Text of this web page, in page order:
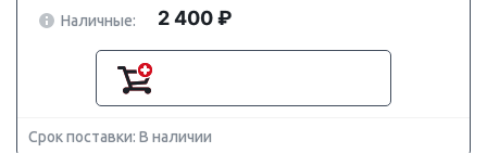
Наличные:
2 400 ₽
Срок поставки: В наличии